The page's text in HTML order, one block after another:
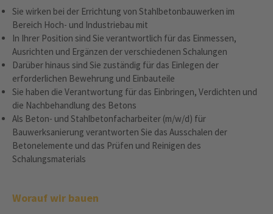
Sie wirken bei der Errichtung von Stahlbetonbauwerken im
Bereich Hoch- und Industriebau mit
In Ihrer Position sind Sie verantwortlich für das Einmessen,
Ausrichten und Ergänzen der verschiedenen Schalungen
Darüber hinaus sind Sie zuständig für das Einlegen der
erforderlichen Bewehrung und Einbauteile
Sie haben die Verantwortung für das Einbringen, Verdichten und
die Nachbehandlung des Betons
Als Beton- und Stahlbetonfacharbeiter (m/w/d) für
Bauwerksanierung verantworten Sie das Ausschalen der
Betonelemente und das Prüfen und Reinigen des
Schalungsmaterials
Worauf wir bauen